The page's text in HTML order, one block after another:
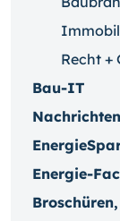
Recht +
Bau-IT
Energie-